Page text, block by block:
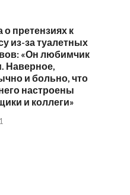
о претензиях к
из-за туалетных
«Он любимчик
Наверное,
и больно, что
настроены
и коллеги»